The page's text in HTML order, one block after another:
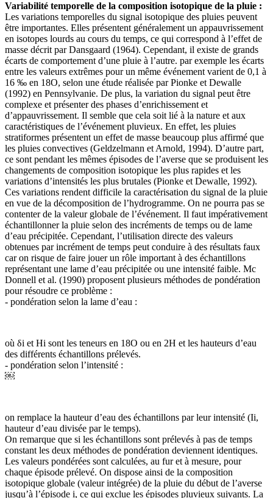
Variabilité temporelle de la composition isotopique de la pluie :
Les variations temporelles du signal isotopique des pluies peuvent
être importantes. Elles présentent généralement un appauvrissement
en isotopes lourds au cours du temps, ce qui correspond à l’effet de
masse décrit par Dansgaard (1964). Cependant, il existe de grands
écarts de comportement d’une pluie à l’autre. par exemple les écarts
entre les valeurs extrêmes pour un même événement varient de 0,1 à
16 ‰ en 18O, selon une étude réalisée par Pionke et Dewalle
(1992) en Pennsylvanie. De plus, la variation du signal peut être
complexe et présenter des phases d’enrichissement et
d’appauvrissement. Il semble que cela soit lié à la nature et aux
caractéristiques de l’événement pluvieux. En effet, les pluies
stratiformes présentent un effet de masse beaucoup plus affirmé que
les pluies convectives (Geldzelmann et Arnold, 1994). D’autre part,
ce sont pendant les mêmes épisodes de l’averse que se produisent les
changements de composition isotopique les plus rapides et les
variations d’intensités les plus brutales (Pionke et Dewalle, 1992).
Ces variations rendent difficile la caractérisation du signal de la pluie
en vue de la décomposition de l’hydrogramme. On ne pourra pas se
contenter de la valeur globale de l’événement. Il faut impérativement
échantillonner la pluie selon des incréments de temps ou de lame
d’eau précipitée. Cependant, l’utilisation directe des valeurs
obtenues par incrément de temps peut conduire à des résultats faux
car on risque de faire jouer un rôle important à des échantillons
représentant une lame d’eau précipitée ou une intensité faible. Mc
Donnell et al. (1990) proposent plusieurs méthodes de pondération
pour résoudre ce problème :
- pondération selon la lame d’eau :
où δi et Hi sont les teneurs en 18O ou en 2H et les hauteurs d’eau
des différents échantillons prélevés.
- pondération selon l’intensité :
￼
on remplace la hauteur d’eau des échantillons par leur intensité (Ii,
hauteur d’eau divisée par le temps).
On remarque que si les échantillons sont prélevés à pas de temps
constant les deux méthodes de pondération deviennent identiques.
Les valeurs pondérées sont calculées, au fur et à mesure, pour
chaque épisode prélevé. On dispose ainsi de la composition
isotopique globale (valeur intégrée) de la pluie du début de l’averse
jusqu’à l’épisode i, ce qui exclue les épisodes pluvieux suivants. La